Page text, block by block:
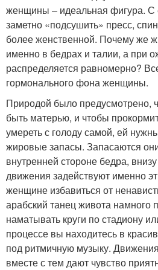
женщины – идеальная фигура.
заметно «подсушить» пресс,
более женственной. Почему же
именно в бедрах и талии, а при
распределяется равномерно?
гормонального фона женщины.
Природой было предусмотрено,
быть матерью, и чтобы
умереть с голоду самой, ей
жировые запасы. Запасаются
внутренней стороне бедра,
движения задействуют именно
женщине избавиться от
арабский танец живота намного
наматывать круги по стадиону
процессе вы находитесь в
под ритмичную музыку.
вместе с тем дают чувство